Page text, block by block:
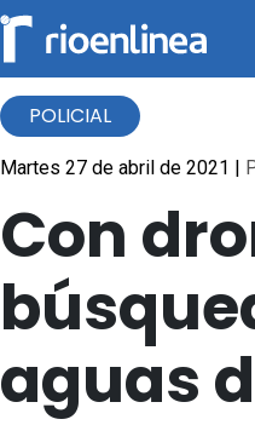
POLICIAL
Martes 27 de abril de 2021 |
Con
aguas